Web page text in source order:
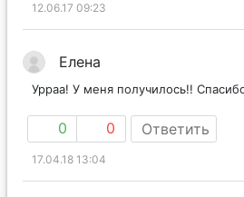
12.06.17 09:23
Елена
Урраа! У меня получилось!!
0 0 Ответить
17.04.18 13:04